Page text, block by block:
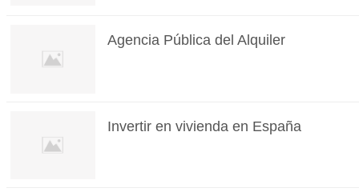
Agencia Pública del Alquiler
Invertir en vivienda en España